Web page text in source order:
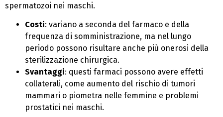
spermatozoi nei maschi.
Costi: variano a seconda del farmaco e della
frequenza di somministrazione, ma nel lungo
periodo possono risultare anche più onerosi della
sterilizzazione chirurgica.
Svantaggi: questi farmaci possono avere effetti
collaterali, come aumento del rischio di tumori
mammari o piometra nelle femmine e problemi
prostatici nei maschi.